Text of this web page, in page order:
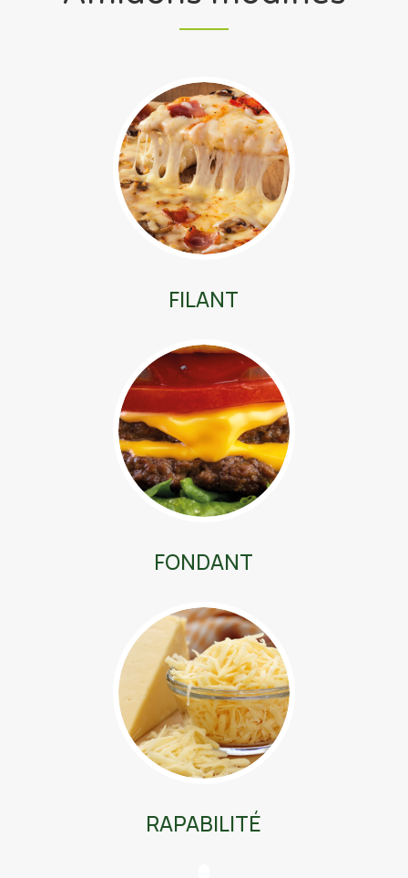
FILANT
FONDANT
RAPABILITÉ